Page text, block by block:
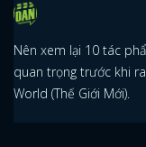
Nên xem lại 10 tác
quan trọng trước khi
World (Thế Giới Mới).